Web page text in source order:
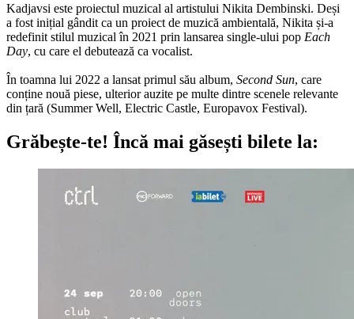
Kadjavsi este proiectul muzical al artistului Nikita Dembinski. Deși
a fost inițial gândit ca un proiect de muzică ambientală, Nikita și-a
redefinit stilul muzical în 2021 prin lansarea single-ului pop Each
Day, cu care el debutează ca vocalist.
În toamna lui 2022 a lansat primul său album, Second Sun, care
conține nouă piese, ulterior auzite pe multe dintre scenele relevante
din țară (Summer Well, Electric Castle, Europavox Festival).
Grăbește-te! Încă mai găsești bilete la: